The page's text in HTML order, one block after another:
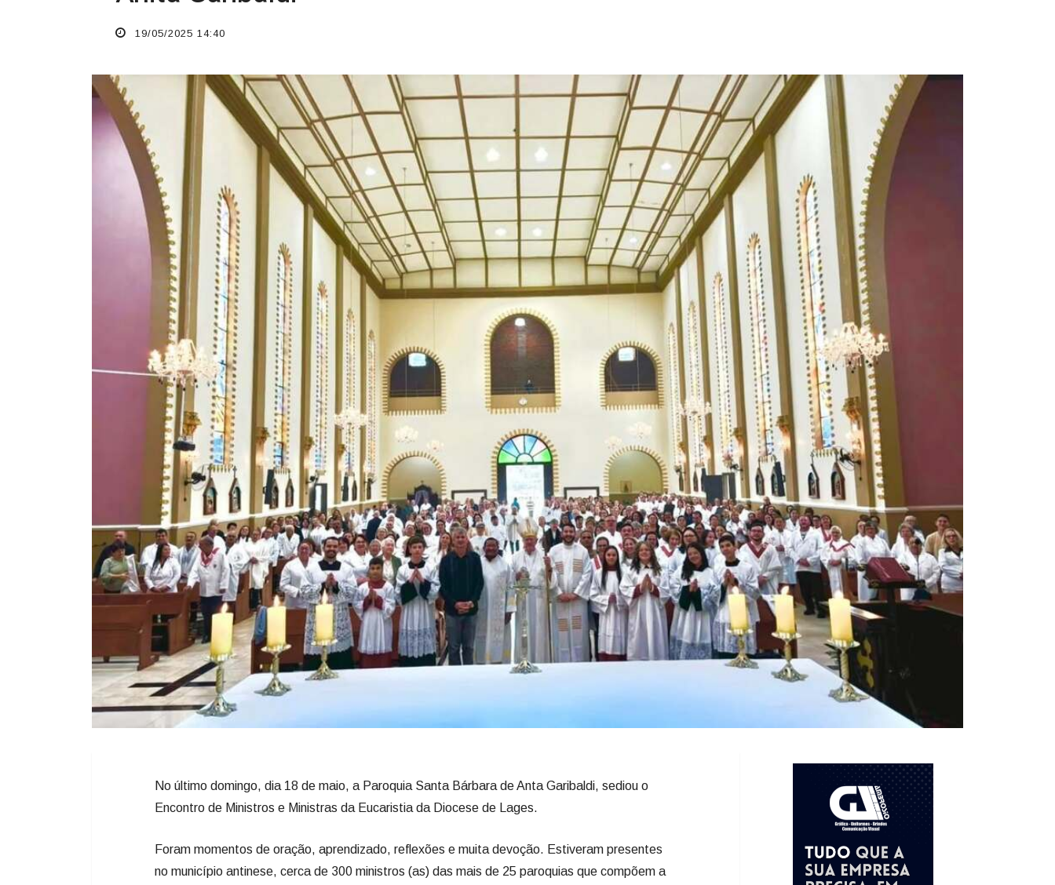
19/05/2025 14:40
No último domingo, dia 18 de maio, a Paroquia Santa Bárbara de Anta Garibaldi, sediou o
Encontro de Ministros e Ministras da Eucaristia da Diocese de Lages.
Foram momentos de oração, aprendizado, reflexões e muita devoção. Estiveram presentes
no município antinese, cerca de 300 ministros (as) das mais de 25 paroquias que compõem a